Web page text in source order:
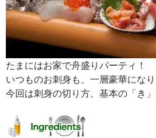
たまにはお家で舟盛りパーティ！
いつものお刺身も、一層豪華になり
今回は刺身の切り方、基本の「き」